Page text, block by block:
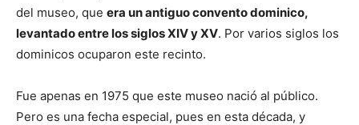
del museo, que era un antiguo convento dominico,
levantado entre los siglos XIV y XV. Por varios siglos los
dominicos ocuparon este recinto.
Fue apenas en 1975 que este museo nació al público.
Pero es una fecha especial, pues en esta década, y